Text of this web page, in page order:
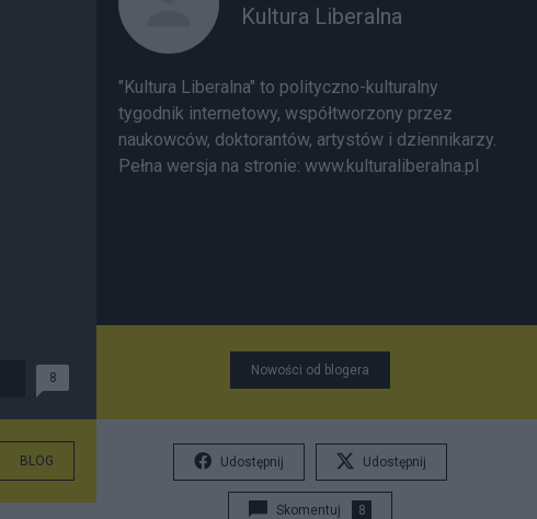
8
BLOG
Kultura Liberalna
"Kultura Liberalna" to polityczno-kulturalny
tygodnik internetowy, współtworzony przez
naukowców, doktorantów, artystów i dziennikarzy.
Pełna wersja na stronie: www.kulturaliberalna.pl
Nowości od blogera
Udostępnij Udostępnij
Skomentuj 8